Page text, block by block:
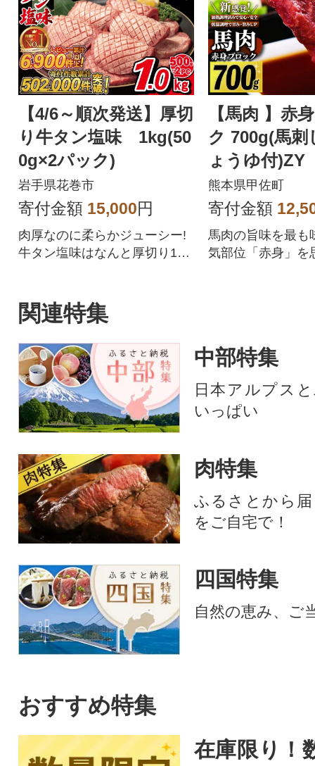
【4/6～順次発送】厚切
り牛タン塩味 1kg(50
0g×2パック)
岩手県花巻市
寄付金額 15,000円
肉厚なのに柔らかジューシー!
牛タン塩味はなんと厚切り10
【馬肉 】赤
ク 700g(馬刺
ょうゆ付)ZY
熊本県甲佐町
寄付金額
馬肉の旨味を最も
気部位「赤身」を
で、生食に近い食
の馬肉のお礼品で
関連特集
中部特集
日本アルプス
いっぱい
肉特集
ふるさとから
をご自宅で！
四国特集
自然の恵み、ご
おすすめ特集
在庫限り！